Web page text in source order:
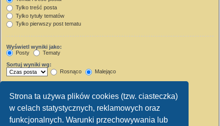
Strona ta używa plików cookies (tzw. ciasteczka)
w celach statystycznych, reklamowych oraz
funkcjonalnych. Warunki przechowywania lub
Tylko treść posta
Tylko tytuły tematów
Tylko pierwszy post tematu
Wyświetl wyniki jako:
Posty
Tematy
Sortuj wyniki wg:
Rosnąco
Malejąco
Wyświetl pierwsze:
Ustaw 0, aby wyświetlić cały post.
znaków w poście